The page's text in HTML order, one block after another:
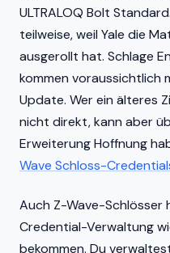
ULTRALOQ Bolt
teilweise, weil Yale die
ausgerollt hat. Schlage
kommen voraussichtlich
Update. Wer ein älteres
nicht direkt, kann aber
Erweiterung Hoffnung
Wave Schloss-
Auch Z-Wave-Schlösser
Credential-Verwaltung
bekommen. Du